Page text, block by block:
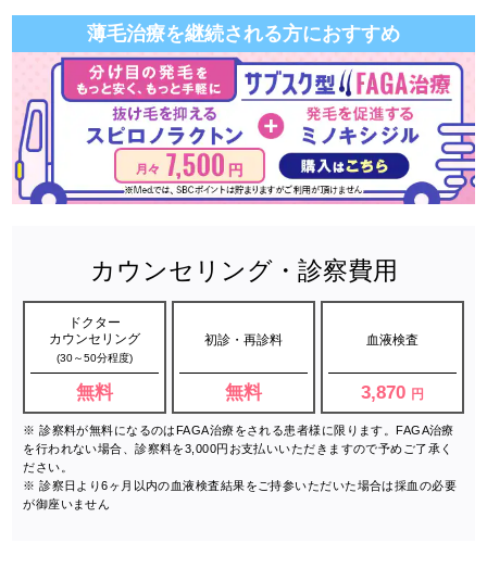
薄毛治療を継続される方におすすめ
カウンセリング・診察費用
ドクター
カウンセリング
(30～50分程度)
無料
初診・再診料
無料
血液検査
3,870 円
※ 診察料が無料になるのはFAGA治療をされる患者様に限ります。FAGA治療
を行われない場合、診察料を3,000円お支払いいただきますので予めご了承く
ださい。
※ 診察日より6ヶ月以内の血液検査結果をご持参いただいた場合は採血の必要
が御座いません